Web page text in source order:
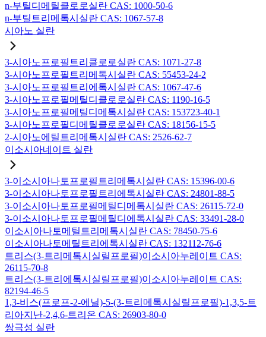
n-부틸디메틸클로로실란 CAS: 1000-50-6
n-부틸트리메톡시실란 CAS: 1067-57-8
시아노 실란
3-시아노프로필트리클로로실란 CAS: 1071-27-8
3-시아노프로필트리메톡시실란 CAS: 55453-24-2
3-시아노프로필트리에톡시실란 CAS: 1067-47-6
3-시아노프로필메틸디클로로실란 CAS: 1190-16-5
3-시아노프로필메틸디메톡시실란 CAS: 153723-40-1
3-시아노프로필디메틸클로로실란 CAS: 18156-15-5
2-시아노에틸트리메톡시실란 CAS: 2526-62-7
이소시아네이트 실란
3-이소시아나토프로필트리메톡시실란 CAS: 15396-00-6
3-이소시아나토프로필트리에톡시실란 CAS: 24801-88-5
3-이소시아나토프로필메틸디메톡시실란 CAS: 26115-72-0
3-이소시아나토프로필메틸디에톡시실란 CAS: 33491-28-0
이소시아나토메틸트리메톡시실란 CAS: 78450-75-6
이소시아나토메틸트리에톡시실란 CAS: 132112-76-6
트리스(3-트리메톡시실릴프로필)이소시아누레이트 CAS:
26115-70-8
트리스(3-트리에톡시실릴프로필)이소시아누레이트 CAS:
82194-46-5
1,3-비스(프로프-2-에닐)-5-(3-트리메톡시실릴프로필)-1,3,5-트
리아지난-2,4,6-트리온 CAS: 26903-80-0
쌍극성 실란